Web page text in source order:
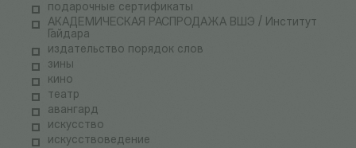
подарочные сертификаты
АКАДЕМИЧЕСКАЯ РАСПРОДАЖА ВШЭ / Институт
Гайдара
издательство порядок слов
зины
кино
театр
авангард
искусство
искусствоведение